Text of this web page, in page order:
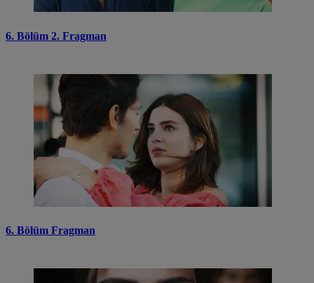
6. Bölüm 2. Fragman
6. Bölüm Fragman